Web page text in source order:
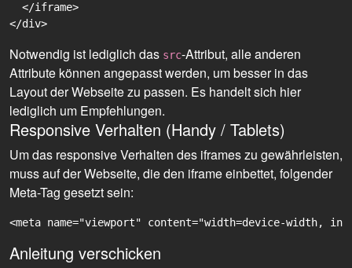
  </iframe>
Notwendig ist lediglich das src-Attribut, alle anderen
Attribute können angepasst werden, um besser in das
Layout der Webseite zu passen. Es handelt sich hier
lediglich um Empfehlungen.
Responsive Verhalten (Handy / Tablets)
Um das responsive Verhalten des iframes zu gewährleisten,
muss auf der Webseite, die den iframe einbettet, folgender
Meta-Tag gesetzt sein:
<meta name="viewport" content="width=device-width,
Anleitung verschicken